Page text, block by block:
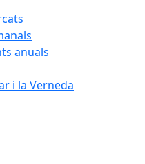
anuals
i la Verneda